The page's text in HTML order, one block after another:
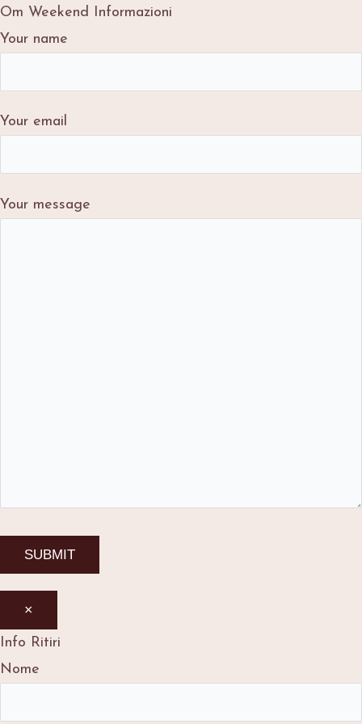
Om Weekend Informazioni
Your name
Your email
Your message
×
Info Ritiri
Nome